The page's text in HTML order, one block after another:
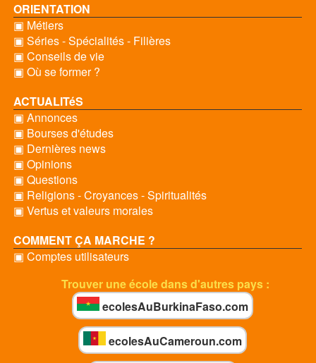
ORIENTATION
▣ Métiers
▣ Séries - Spécialités - Filières
▣ Conseils de vie
▣ Où se former ?
ACTUALITéS
▣ Annonces
▣ Bourses d'études
▣ Dernières news
▣ Opinions
▣ Questions
▣ Religions - Croyances - Spiritualités
▣ Vertus et valeurs morales
COMMENT ÇA MARCHE ?
▣ Comptes utilisateurs
Trouver une école dans d'autres pays :
ecolesAuBurkinaFaso.com
ecolesAuCameroun.com